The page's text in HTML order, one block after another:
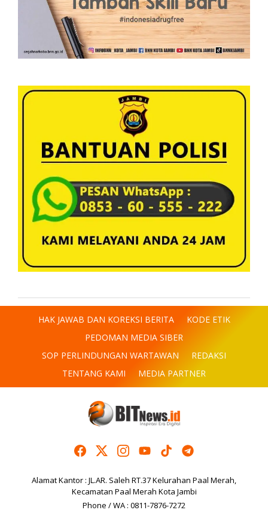
HAK JAWAB DAN KOREKSI BERITA
KODE ETIK
PEDOMAN MEDIA SIBER
SOP PERLINDUNGAN WARTAWAN
REDAKSI
TENTANG KAMI
MEDIA PARTNER
Alamat Kantor : JL.AR. Saleh RT.37 Kelurahan Paal Merah,
Kecamatan Paal Merah Kota Jambi
Phone / WA : 0811-7876-7272